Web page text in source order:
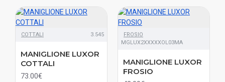
COTTALI 3.545
MANIGLIONE LUXOR
COTTALI
73.00€
FROSIO
MGLUX2XXXXXOL03MA
MANIGLIONE LUXOR
FROSIO